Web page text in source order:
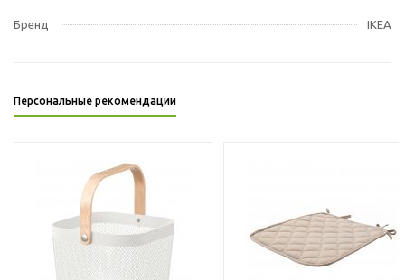
Бренд IKEA
Персональные рекомендации